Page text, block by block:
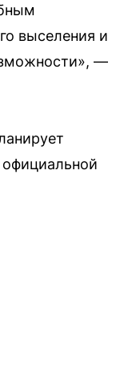
выселения и
—